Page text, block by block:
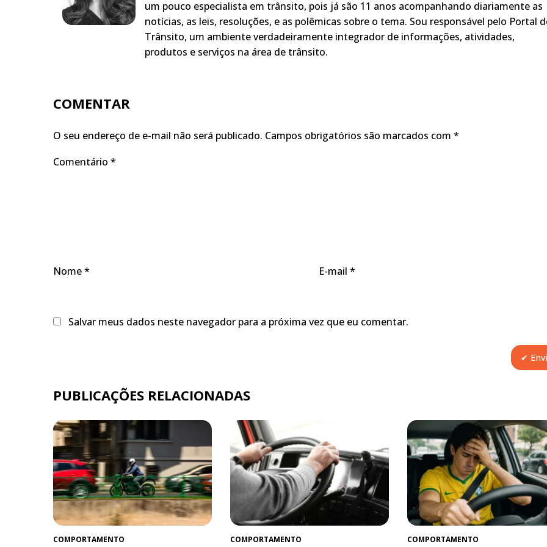
um pouco especialista em trânsito, pois já são 11 anos acompanhando diariamente as
notícias, as leis, resoluções, e as polêmicas sobre o tema. Sou responsável pelo Portal
Trânsito, um ambiente verdadeiramente integrador de informações, atividades,
produtos e serviços na área de trânsito.
COMENTAR
O seu endereço de e-mail não será publicado. Campos obrigatórios são marcados com *
Comentário *
Nome* E-mail *
Salvar meus dados neste navegador para a próxima vez que eu comentar.
PUBLICAÇÕES RELACIONADAS
COMPORTAMENTO COMPORTAMENTO COMPORTAMENTO